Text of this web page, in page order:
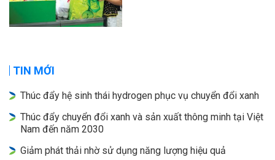
TIN MỚI
Thúc đẩy hệ sinh thái hydrogen phục vụ chuyển đổi xanh
Thúc đẩy chuyển đổi xanh và sản xuất thông minh tại Việt
Nam đến năm 2030
Giảm phát thải nhờ sử dụng năng lượng hiệu quả